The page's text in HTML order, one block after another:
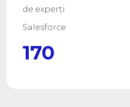
de experți
Salesforce
170